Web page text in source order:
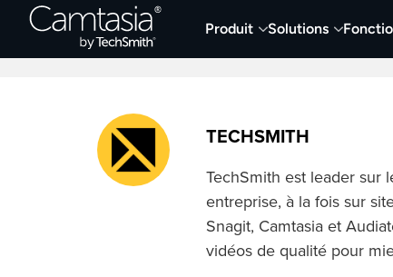
Passer
directement
Produit Solutions
Derniers articles Capture et
TECHSMITH
TechSmith est leader sur
entreprise, à la fois sur
Snagit, Camtasia et
vidéos de qualité pour